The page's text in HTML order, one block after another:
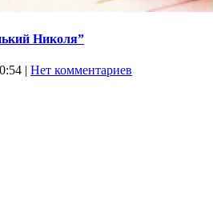
Николя”
| Нет комментариев